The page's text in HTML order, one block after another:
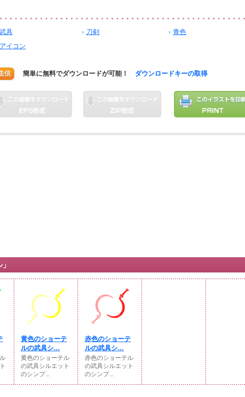
武具 刀剣
青色
アイコン
信 簡単に無料でダウンロードが可能！ ダウンロードキーの取得
黄色のショーテ
ルの武具シ...
黄色のショーテル
の武具シルエット
のシンプ...
赤色のショーテ
ルの武具シ...
赤色のショーテル
の武具シルエット
のシンプ...